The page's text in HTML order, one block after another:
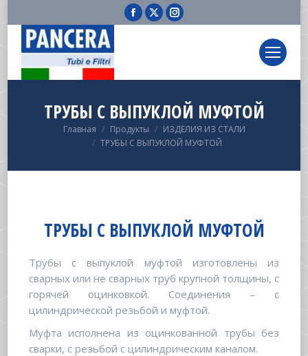
Facebook
new
X
new
window
Instagram
new
window
ТРУБЫ С ВЫПУКЛОЙ МУФТОЙ
Вы здесь:Главная Продукты
ИЗДЕЛИЯ ИЗ СТАЛИ
ТРУБЫ С ВЫПУКЛОЙ МУФТОЙ
ТРУБЫ С ВЫПУКЛОЙ МУФТОЙ
Трубы с выпуклой муфтой изготовлены из
сварных или не сварных труб крупной толщины, с
горячей оцинковкой. Соединения – с
цилиндрической резьбой и муфтой.
Муфта исполнена из оцинкованной трубы без
сварки, с резьбой с цилиндрическим каналом.